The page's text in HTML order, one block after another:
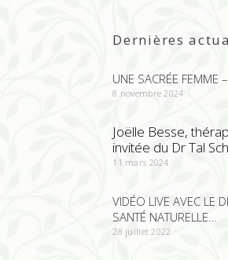
Dernières
UNE SACRÉE FEMME
8 novembre 2024
Joëlle Besse,
invitée du Dr Tal
11 mars 2024
VIDÉO LIVE AVEC LE
SANTÉ NATURELLE…
28 juillet 2022